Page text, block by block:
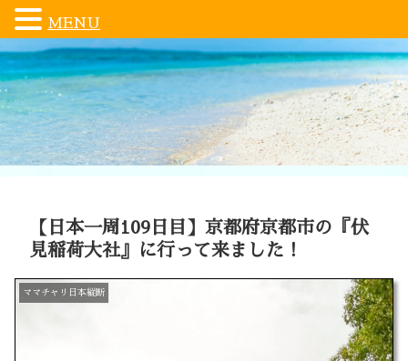
【日本一周109日目】京都府京都市の『伏
見稲荷大社』に行って来ました！
ママチャリ日本縦断
MENU